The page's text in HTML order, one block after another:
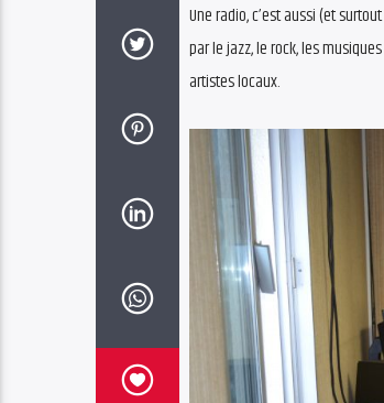
Une radio, c’est aussi (et
par le jazz, le rock, les
artistes locaux.